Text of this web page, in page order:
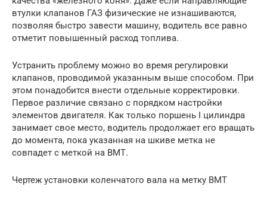
втулки клапанов ГАЗ физические не изнашиваются,
позволяя быстро завести машину, водитель все равно
отметит повышенный расход топлива.
Устранить проблему можно во время регулировки
клапанов, проводимой указанным выше способом. При
этом понадобится внести отдельные корректировки.
Первое различие связано с порядком настройки
элементов двигателя. Как только поршень I цилиндра
занимает свое место, водитель продолжает его вращать
до момента, пока указанная на шкиве метка не
совпадет с меткой на ВМТ.
Чертеж установки коленчатого вала на метку ВМТ